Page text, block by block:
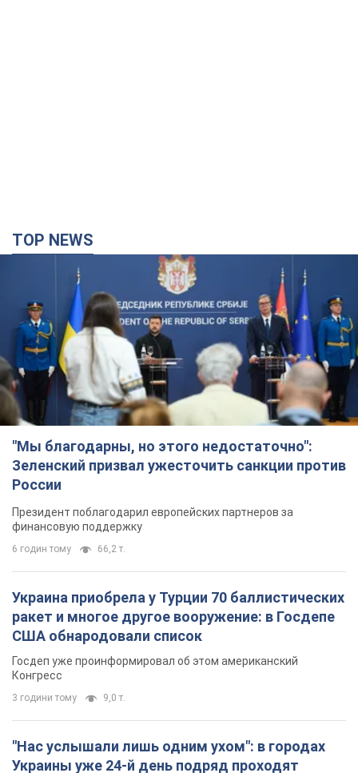
TOP NEWS
"Мы благодарны, но этого недостаточно":
Зеленский призвал ужесточить санкции против
России
Президент поблагодарил европейских партнеров за
финансовую поддержку
6 годин тому 66,2 т.
Украина приобрела у Турции 70 баллистических
ракет и многое другое вооружение: в Госдепе
США обнародовали список
Госдеп уже проинформировал об этом американский
Конгресс
3 години тому 9,0 т.
"Нас услышали лишь одним ухом": в городах
Украины уже 24-й день подряд проходят